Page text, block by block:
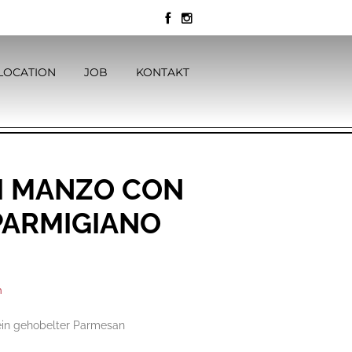
JOB KONTAKT
MANZO CON
gehobelter Parmesan